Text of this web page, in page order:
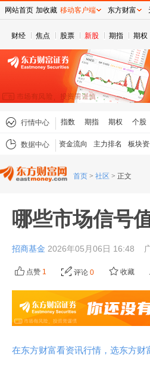
财经 焦点 股票 新股 期指 期权
行情中心 指数 期指 期权 个股
数据中心 资金流向 主力排名 板块
首页 > 社区 > 正文
哪些市场信号
招商基金 2026年05月06日 16:48
点赞 1 评论 0 收藏
在东方财富看资讯行情，选东方财
网站首页 加收藏 移动客户端 东方财富